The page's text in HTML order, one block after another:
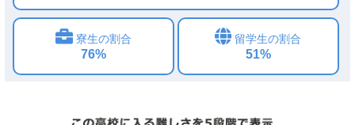
寮生の割合
76%
留学生の割合
51%